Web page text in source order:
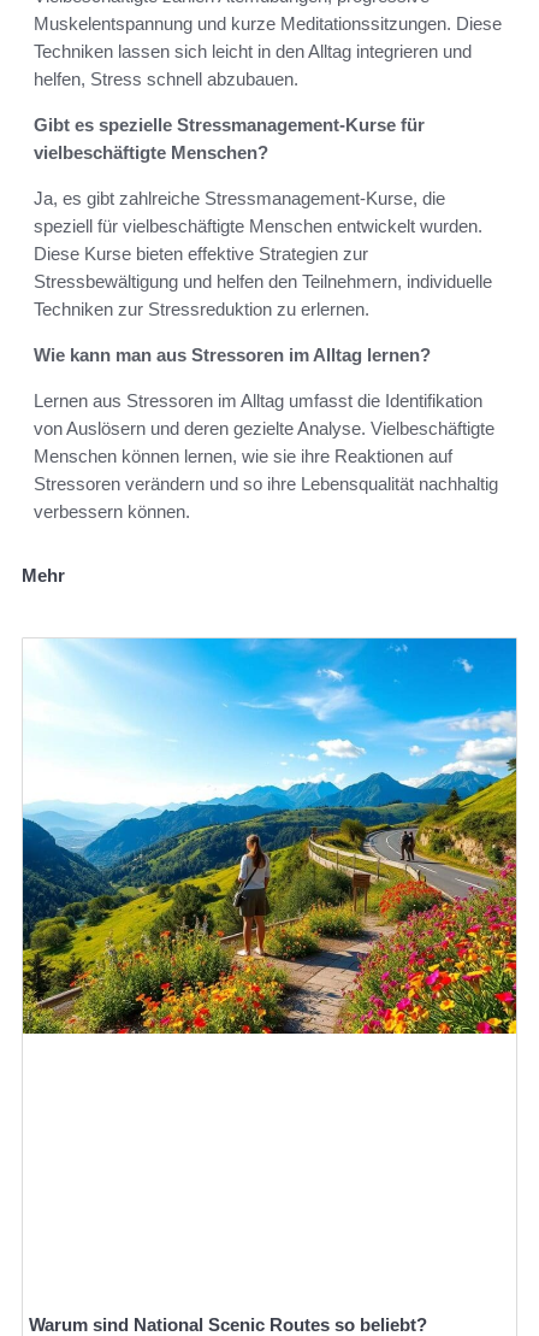
Muskelentspannung und kurze Meditationssitzungen. Diese
Techniken lassen sich leicht in den Alltag integrieren und
helfen, Stress schnell abzubauen.
Gibt es spezielle Stressmanagement-Kurse für
vielbeschäftigte Menschen?
Ja, es gibt zahlreiche Stressmanagement-Kurse, die
speziell für vielbeschäftigte Menschen entwickelt wurden.
Diese Kurse bieten effektive Strategien zur
Stressbewältigung und helfen den Teilnehmern, individuelle
Techniken zur Stressreduktion zu erlernen.
Wie kann man aus Stressoren im Alltag lernen?
Lernen aus Stressoren im Alltag umfasst die Identifikation
von Auslösern und deren gezielte Analyse. Vielbeschäftigte
Menschen können lernen, wie sie ihre Reaktionen auf
Stressoren verändern und so ihre Lebensqualität nachhaltig
verbessern können.
Mehr
Warum sind National Scenic Routes so beliebt?